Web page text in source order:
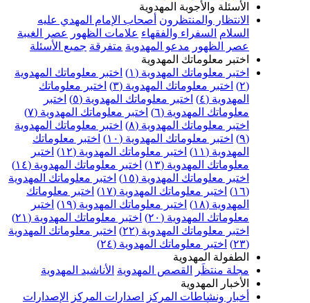
الأسئلة والأجوبة المهدوية
الانتظار والمنتظرون
أصحاب الإمام المهدي عليه
السفراء والفقهاء علامات الظهور عصر الغيبة
مدعو المهدوية متفرقة جميع الأسئلة
اختبر معلوماتك المهدوية
اختبر معلوماتك المهدوية (١)
اختبر معلوماتك المهدوية
اختبر معلوماتك المهدوية (٣)
اختبر معلوماتك
اختبر معلوماتك المهدوية (٥)
اختبر
معلوماتك المهدوية (٦)
اختبر معلوماتك المهدوية (٧)
اختبر معلوماتك المهدوية (٨)
اختبر معلوماتك المهدوية
اختبر معلوماتك المهدوية (١٠)
اختبر معلوماتك
اختبر معلوماتك المهدوية (١٢)
اختبر
معلوماتك المهدوية (١٣)
اختبر معلوماتك المهدوية (١٤)
اختبر معلوماتك المهدوية (١٥)
اختبر معلوماتك المهدوية
اختبر معلوماتك المهدوية (١٧)
اختبر معلوماتك
اختبر معلوماتك المهدوية (١٩)
اختبر
معلوماتك المهدوية (٢٠)
اختبر معلوماتك المهدوية (٢١)
اختبر معلوماتك المهدوية (٢٢)
اختبر معلوماتك المهدوية
اختبر معلوماتك المهدوية (٢٤)
الطفولة المهدوية
مجلة منتظَر
القصص المهدوية الأناشيد المهدوية
الأخبار المهدوية
أخبار ونشاطات المركز اصدارات المركز الإصدارات